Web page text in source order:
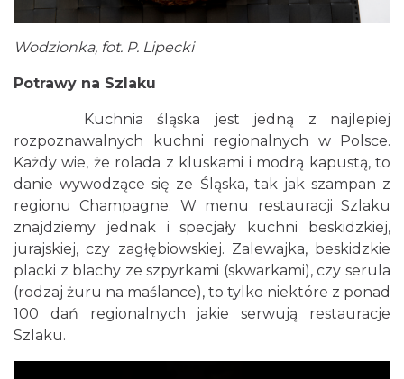
Wodzionka, fot. P. Lipecki
Potrawy na Szlaku
Kuchnia śląska jest jedną z najlepiej
rozpoznawalnych kuchni regionalnych w Polsce.
Każdy wie, że rolada z kluskami i modrą kapustą, to
danie wywodzące się ze Śląska, tak jak szampan z
regionu Champagne. W menu restauracji Szlaku
znajdziemy jednak i specjały kuchni beskidzkiej,
jurajskiej, czy zagłębiowskiej. Zalewajka, beskidzkie
placki z blachy ze szpyrkami (skwarkami), czy serula
(rodzaj żuru na maślance), to tylko niektóre z ponad
100 dań regionalnych jakie serwują restauracje
Szlaku.